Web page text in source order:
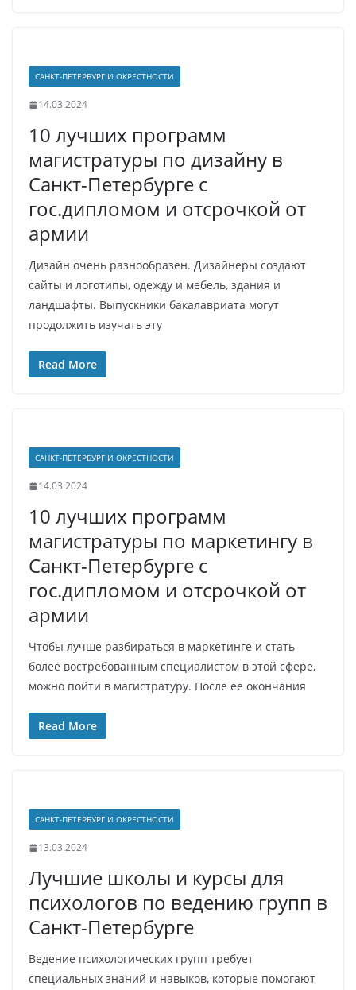
САНКТ-ПЕТЕРБУРГ И ОКРЕСТНОСТИ
14.03.2024
10 лучших программ
магистратуры по дизайну в
Санкт-Петербурге с
гос.дипломом и отсрочкой от
армии
Дизайн очень разнообразен. Дизайнеры создают
сайты и логотипы, одежду и мебель, здания и
ландшафты. Выпускники бакалавриата могут
продолжить изучать эту
Read More
САНКТ-ПЕТЕРБУРГ И ОКРЕСТНОСТИ
14.03.2024
10 лучших программ
магистратуры по маркетингу в
Санкт-Петербурге с
гос.дипломом и отсрочкой от
армии
Чтобы лучше разбираться в маркетинге и стать
более востребованным специалистом в этой сфере,
можно пойти в магистратуру. После ее окончания
Read More
САНКТ-ПЕТЕРБУРГ И ОКРЕСТНОСТИ
13.03.2024
Лучшие школы и курсы для
психологов по ведению групп в
Санкт-Петербурге
Ведение психологических групп требует
специальных знаний и навыков, которые помогают